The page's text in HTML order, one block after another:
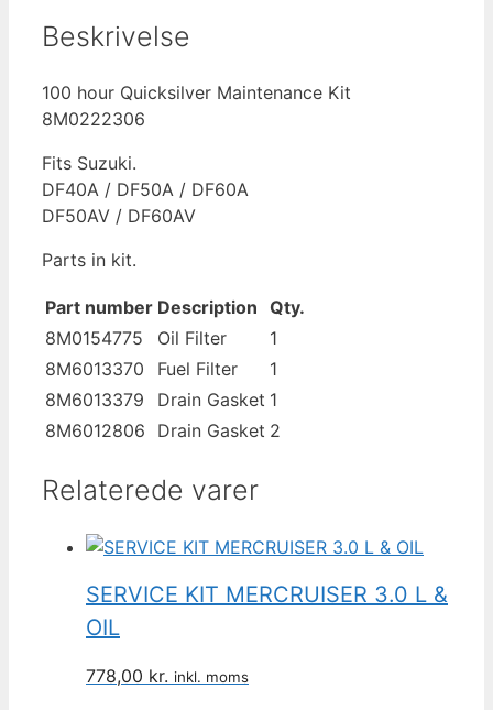
DF50A
DF60A
/
/
DF60AV
antal
Beskrivelse
100 hour Quicksilver Maintenance Kit
8M0222306
Fits Suzuki.
DF40A / DF50A / DF60A
DF50AV / DF60AV
Parts in kit.
Part number Description Qty.
8M0154775
Oil Filter
1
8M6013370
Fuel Filter
1
8M6013379
Drain Gasket 1
8M6012806
Drain Gasket 2
Relaterede varer
SERVICE KIT MERCRUISER 3.0 L &
OIL
778,00 kr. inkl. moms